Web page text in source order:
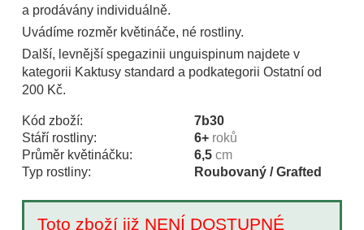
a prodávány individuálně.
Uvádíme rozměr květináče, né rostliny.
Další, levnější spegazinii unguispinum najdete v
kategorii Kaktusy standard a podkategorii Ostatní od
200 Kč.
Kód zboží:
7b30
Stáří rostliny:
6+ roků
Průměr květináčku:
6,5 cm
Typ rostliny:
Roubovaný / Grafted
Toto zboží již NENÍ DOSTUPNÉ